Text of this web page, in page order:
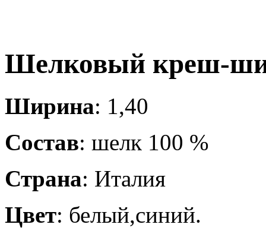
Шелковый креш-
Ширина: 1,40
Состав: шелк 100 %
Страна: Италия
Цвет: белый,синий.